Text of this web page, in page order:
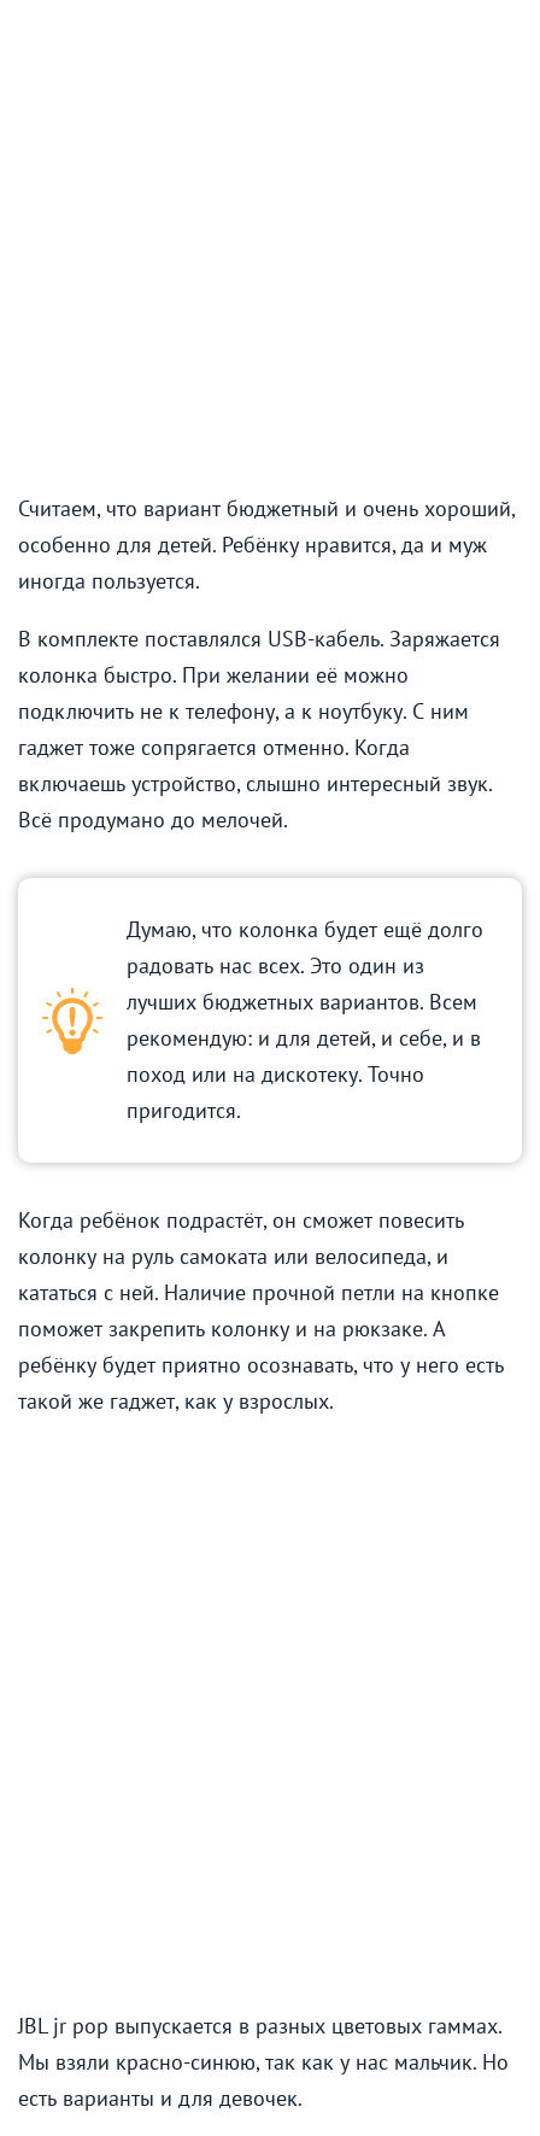
Считаем, что вариант бюджетный и очень хороший,
особенно для детей. Ребёнку нравится, да и муж
иногда пользуется.
В комплекте поставлялся USB-кабель. Заряжается
колонка быстро. При желании её можно
подключить не к телефону, а к ноутбуку. С ним
гаджет тоже сопрягается отменно. Когда
включаешь устройство, слышно интересный звук.
Всё продумано до мелочей.
Думаю, что колонка будет ещё долго
радовать нас всех. Это один из
лучших бюджетных вариантов. Всем
рекомендую: и для детей, и себе, и в
поход или на дискотеку. Точно
пригодится.
Когда ребёнок подрастёт, он сможет повесить
колонку на руль самоката или велосипеда, и
кататься с ней. Наличие прочной петли на кнопке
поможет закрепить колонку и на рюкзаке. А
ребёнку будет приятно осознавать, что у него есть
такой же гаджет, как у взрослых.
JBL jr pop выпускается в разных цветовых гаммах.
Мы взяли красно-синюю, так как у нас мальчик. Но
есть варианты и для девочек.